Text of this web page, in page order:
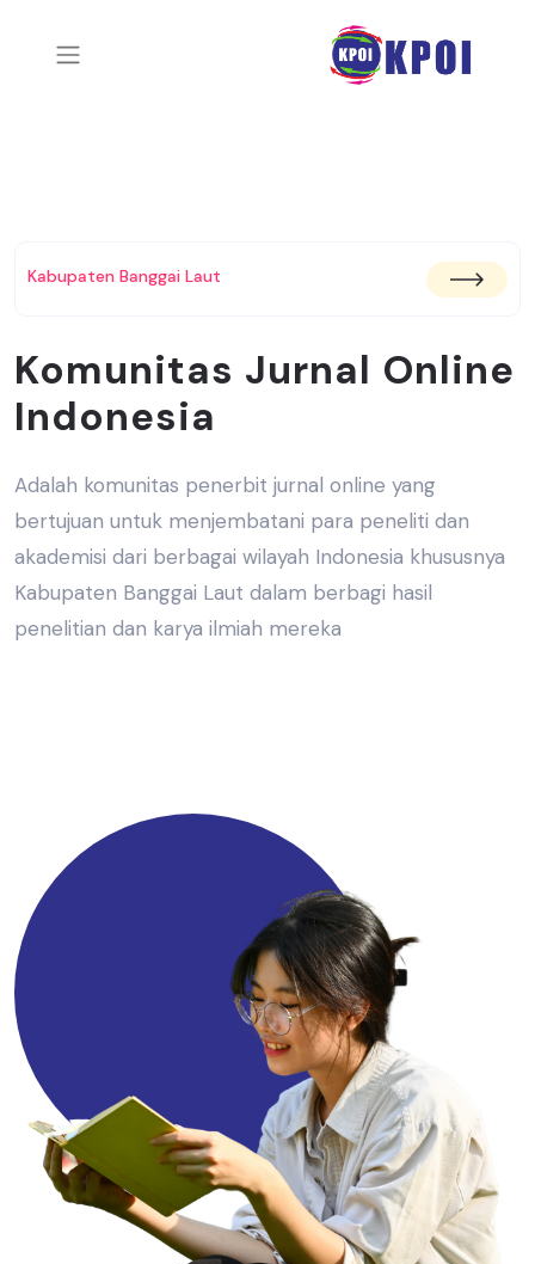
Kabupaten Banggai Laut
Komunitas Jurnal Online
Indonesia
Adalah komunitas penerbit jurnal online yang
bertujuan untuk menjembatani para peneliti dan
akademisi dari berbagai wilayah Indonesia khususnya
Kabupaten Banggai Laut dalam berbagi hasil
penelitian dan karya ilmiah mereka